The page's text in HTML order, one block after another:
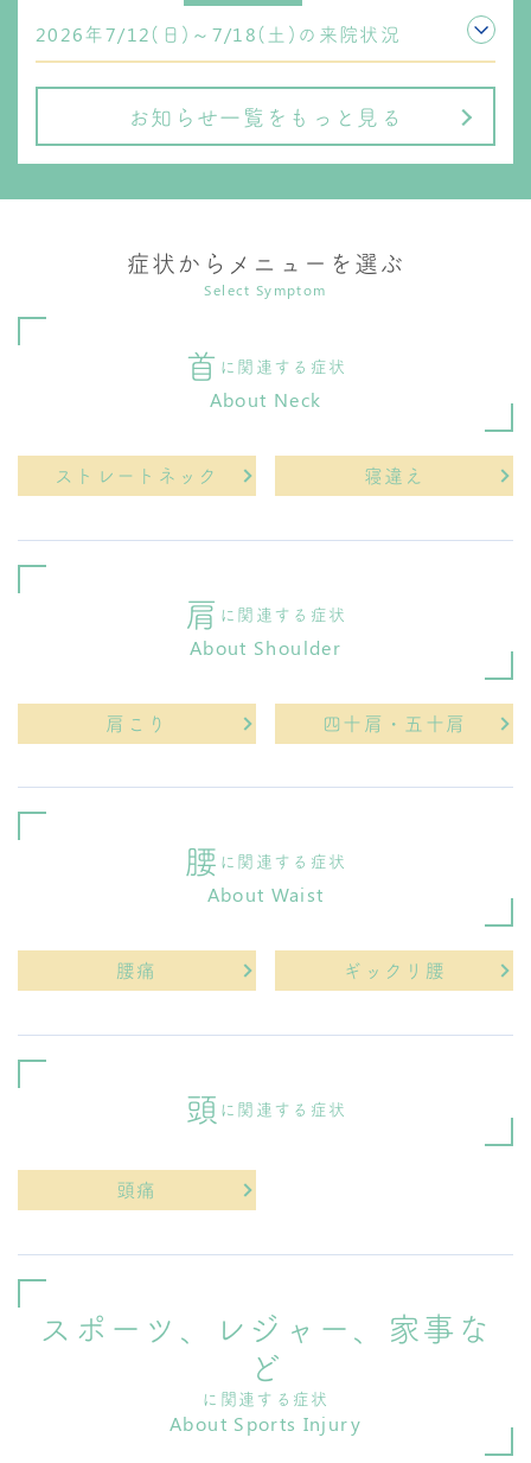
2026年7/12(日)～7/18(土)の来院状況
お知らせ一覧をもっと見る
症状からメニューを選ぶ
Select Symptom
首 に関連する症状
About Neck
ストレートネック 寝違え
肩 に関連する症状
About Shoulder
肩こり 四十肩・五十肩
腰 に関連する症状
About Waist
腰痛 ギックリ腰
頭 に関連する症状
頭痛
スポーツ、レジャー、家事な
ど
に関連する症状
About Sports Injury